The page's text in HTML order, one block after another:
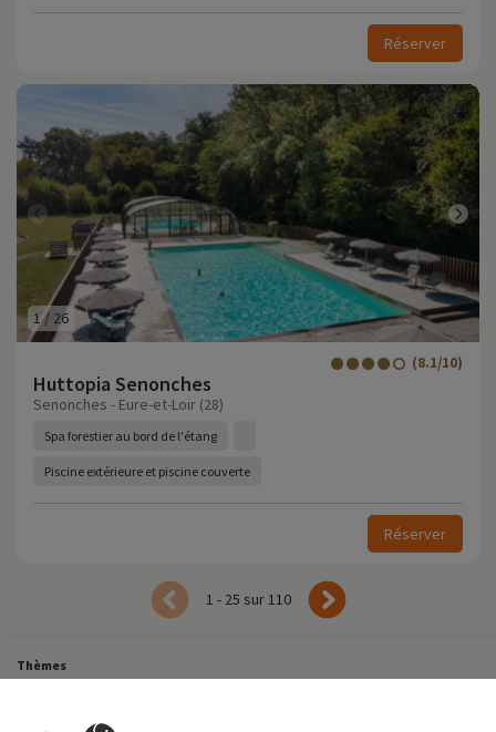
Réserver
1/ 26
Huttopia Senonches
(8.1/10)
Senonches - Eure-et-Loir (28)
Spa forestier au bord de l'étang
Piscine extérieure et piscine couverte
Réserver
1 - 25 sur 110
Thèmes
Court séjour de dernière minute